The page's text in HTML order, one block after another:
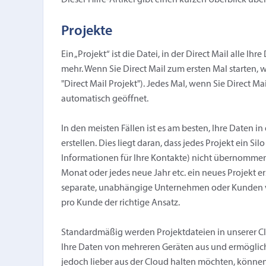
Projekte
Ein „Projekt“ ist die Datei, in der Direct Mail alle
mehr. Wenn Sie Direct Mail zum ersten Mal
"Direct Mail Projekt"). Jedes Mal, wenn Sie Direct
automatisch geöffnet.
In den meisten Fällen ist es am besten, Ihre Daten
erstellen. Dies liegt daran, dass jedes Projekt ein
Informationen für Ihre Kontakte) nicht
Monat oder jedes neue Jahr etc. ein neues Projekt
separate, unabhängige Unternehmen oder
pro Kunde der richtige Ansatz.
Standardmäßig werden Projektdateien in unserer
Ihre Daten von mehreren Geräten aus und
jedoch lieber aus der Cloud halten möchten,